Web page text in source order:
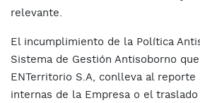
relevante.
El incumplimiento de la Política
Sistema de Gestión Antisoborno
ENTerritorio S.A, conlleva al
internas de la Empresa o el